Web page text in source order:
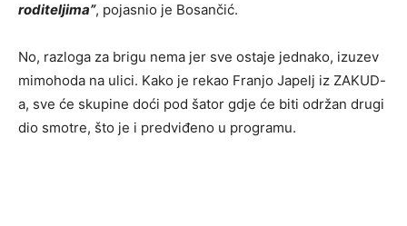
roditeljima”, pojasnio je Bosančić.
No, razloga za brigu nema jer sve ostaje jednako, izuzev
mimohoda na ulici. Kako je rekao Franjo Japelj iz ZAKUD-
a, sve će skupine doći pod šator gdje će biti održan drugi
dio smotre, što je i predviđeno u programu.